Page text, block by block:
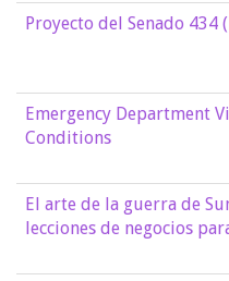
Proyecto del Senado
Emergency Department
Conditions
El arte de la guerra de
lecciones de negocios